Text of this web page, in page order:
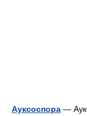
Ауксоспора —